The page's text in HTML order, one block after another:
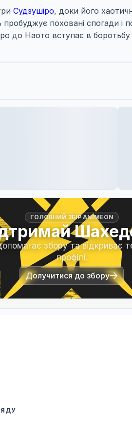
Судзушіро, доки його
поховані спогади
до Наото вступає в
ГОЛОВНИЙ ЗБІР ANIMEON
збору та відкриває
профілі.
Долучитися до збору